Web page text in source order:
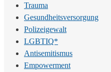
Trauma
Gesundheitsversorgung
Polizeigewalt
LGBTIQ*
Antisemitismus
Empowerment